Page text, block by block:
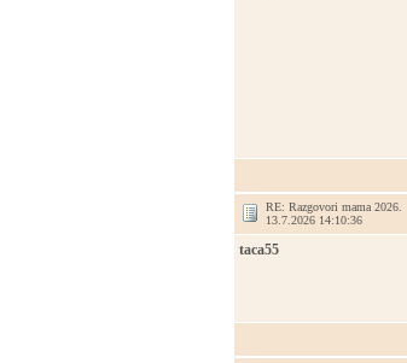
RE: Razgovori mama 2026.
13.7.2026 14:10:36
taca55